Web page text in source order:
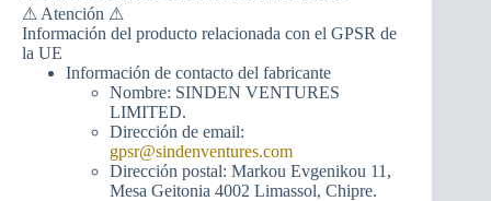
⚠ Atención ⚠
Información del producto relacionada con el GPSR de
la UE
Información de contacto del fabricante
Nombre: SINDEN VENTURES
LIMITED.
Dirección de email:
gpsr@sindenventures.com
Dirección postal: Markou Evgenikou 11,
Mesa Geitonia 4002 Limassol, Chipre.